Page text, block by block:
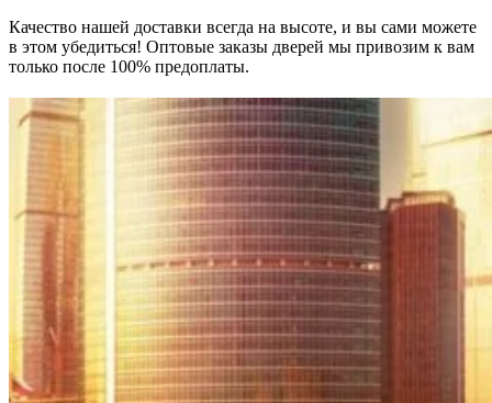
Качество нашей доставки всегда на высоте, и вы сами можете
в этом убедиться! Оптовые заказы дверей мы привозим к вам
только после 100% предоплаты.